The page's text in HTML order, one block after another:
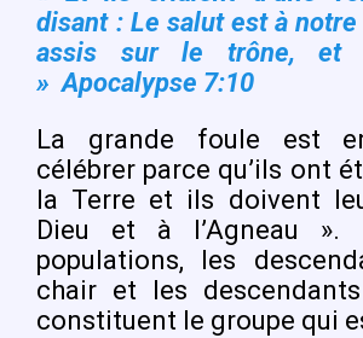
disant : Le salut est à
assis sur le trône, et à
» Apocalypse 7:10
La grande foule est
célébrer parce qu’ils ont
la Terre et ils doivent
Dieu et à l’Agneau ».
populations, les
chair et les
constituent le groupe qui